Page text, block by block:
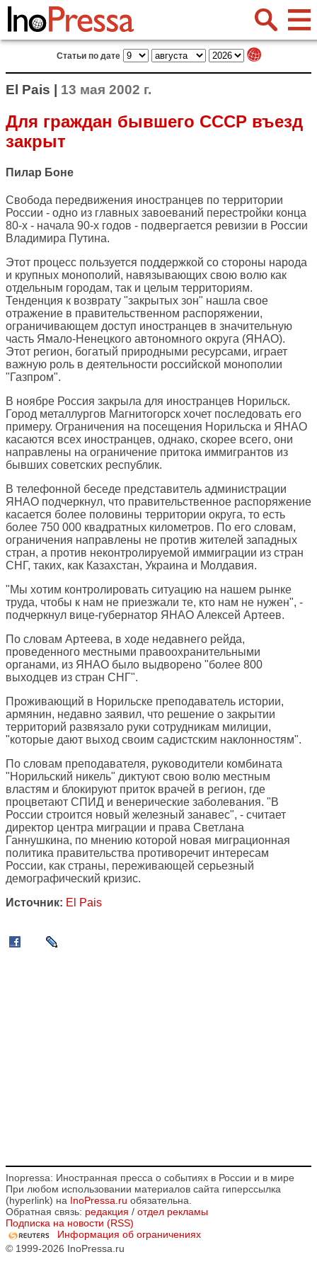
Статьи по дате
El Pais | 13 мая 2002 г.
Для граждан бывшего СССР въезд
закрыт
Пилар Боне
Свобода передвижения иностранцев по территории
России - одно из главных завоеваний перестройки конца
80-х - начала 90-х годов - подвергается ревизии в России
Владимира Путина.
Этот процесс пользуется поддержкой со стороны народа
и крупных монополий, навязывающих свою волю как
отдельным городам, так и целым территориям.
Тенденция к возврату "закрытых зон" нашла свое
отражение в правительственном распоряжении,
ограничивающем доступ иностранцев в значительную
часть Ямало-Ненецкого автономного округа (ЯНАО).
Этот регион, богатый природными ресурсами, играет
важную роль в деятельности российской монополии
"Газпром".
В ноябре Россия закрыла для иностранцев Норильск.
Город металлургов Магнитогорск хочет последовать его
примеру. Ограничения на посещения Норильска и ЯНАО
касаются всех иностранцев, однако, скорее всего, они
направлены на ограничение притока иммигрантов из
бывших советских республик.
В телефонной беседе представитель администрации
ЯНАО подчеркнул, что правительственное распоряжение
касается более половины территории округа, то есть
более 750 000 квадратных километров. По его словам,
ограничения направлены не против жителей западных
стран, а против неконтролируемой иммиграции из стран
СНГ, таких, как Казахстан, Украина и Молдавия.
"Мы хотим контролировать ситуацию на нашем рынке
труда, чтобы к нам не приезжали те, кто нам не нужен", -
подчеркнул вице-губернатор ЯНАО Алексей Артеев.
По словам Артеева, в ходе недавнего рейда,
проведенного местными правоохранительными
органами, из ЯНАО было выдворено "более 800
выходцев из стран СНГ".
Проживающий в Норильске преподаватель истории,
армянин, недавно заявил, что решение о закрытии
территорий развязало руки сотрудникам милиции,
"которые дают выход своим садистским наклонностям".
По словам преподавателя, руководители комбината
"Норильский никель" диктуют свою волю местным
властям и блокируют приток врачей в регион, где
процветают СПИД и венерические заболевания. "В
России строится новый железный занавес", - считает
директор центра миграции и права Светлана
Ганнушкина, по мнению которой новая миграционная
политика правительства противоречит интересам
России, как страны, переживающей серьезный
демографический кризис.
Источник: El Pais
Inopressa: Иностранная пресса о событиях в России и в мире
При любом использовании материалов сайта гиперссылка
(hyperlink) на InoPressa.ru обязательна.
Обратная связь: редакция / отдел рекламы
Подписка на новости (RSS)
Информация об ограничениях
© 1999-2026 InoPressa.ru